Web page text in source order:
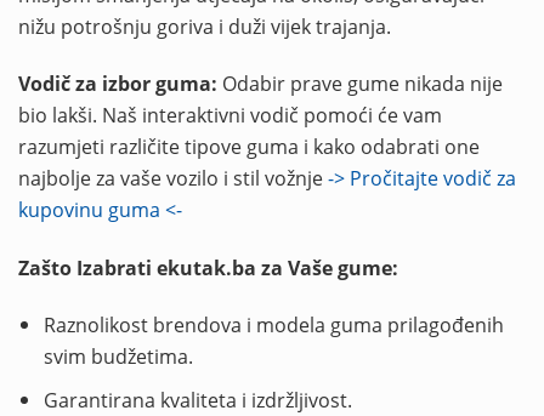
nižu potrošnju goriva i duži vijek trajanja.
Vodič za izbor guma: Odabir prave gume nikada nije
bio lakši. Naš interaktivni vodič pomoći će vam
razumjeti različite tipove guma i kako odabrati one
najbolje za vaše vozilo i stil vožnje-> Pročitajte vodič za
kupovinu guma <-
Zašto Izabrati ekutak.ba za Vaše gume:
Raznolikost brendova i modela guma prilagođenih
svim budžetima.
Garantirana kvaliteta i izdržljivost.